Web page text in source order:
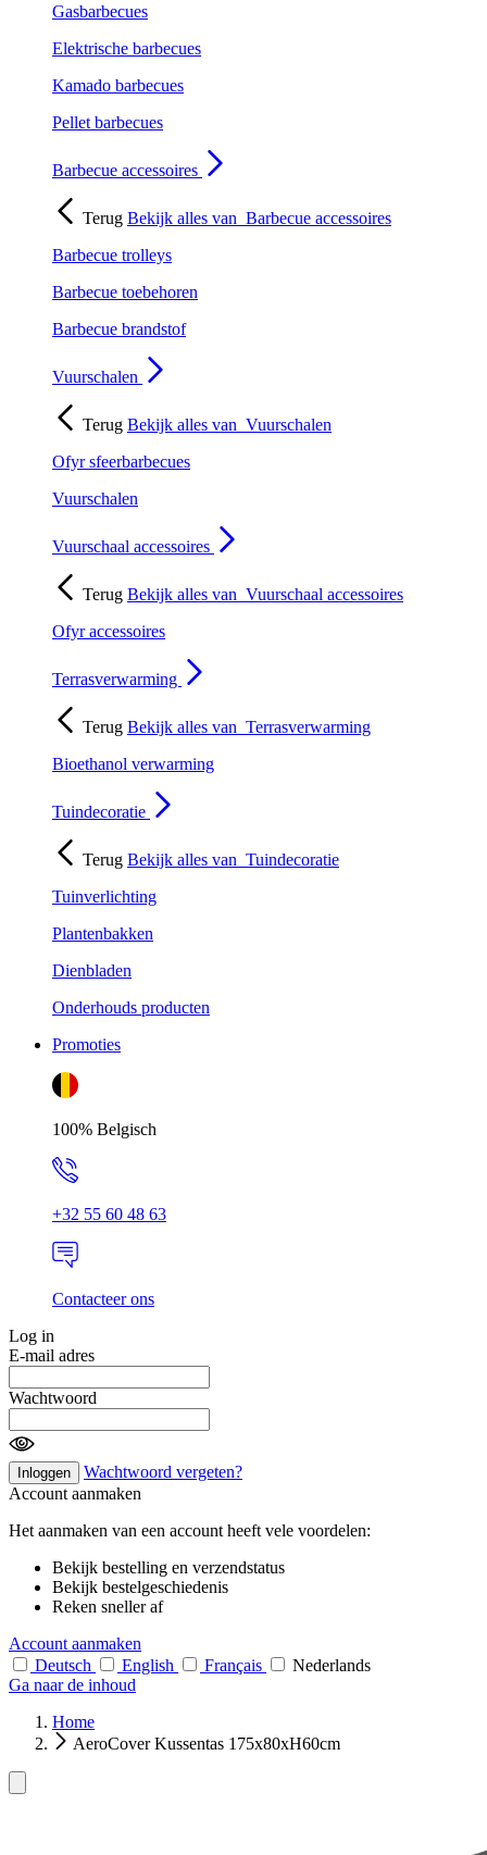
Gasbarbecues
Elektrische barbecues
Kamado barbecues
Pellet barbecues
Barbecue accessoires
Terug Bekijk alles van Barbecue accessoires
Barbecue trolleys
Barbecue toebehoren
Barbecue brandstof
Vuurschalen
Terug Bekijk alles van Vuurschalen
Ofyr sfeerbarbecues
Vuurschalen
Vuurschaal accessoires
Terug Bekijk alles van Vuurschaal accessoires
Ofyr accessoires
Terrasverwarming
Terug Bekijk alles van Terrasverwarming
Bioethanol verwarming
Tuindecoratie
Terug Bekijk alles van Tuindecoratie
Tuinverlichting
Plantenbakken
Dienbladen
Onderhouds producten
Promoties
100% Belgisch
+32 55 60 48 63
Contacteer ons
Log in
E-mail adres
Wachtwoord
Inloggen
Wachtwoord vergeten?
Account aanmaken
Het aanmaken van een account heeft vele voordelen:
Bekijk bestelling en verzendstatus
Bekijk bestelgeschiedenis
Reken sneller af
Account aanmaken
Deutsch
English Français
Nederlands
Ga naar de inhoud
Home
AeroCover Kussentas 175x80xH60cm